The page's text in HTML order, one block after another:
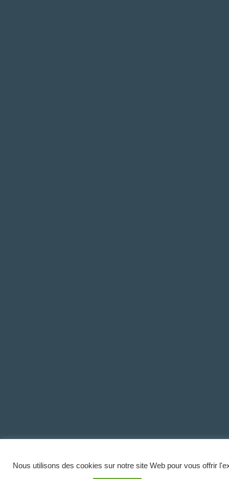
Nous utilisons des cookies sur notre site Web pour vous offrir